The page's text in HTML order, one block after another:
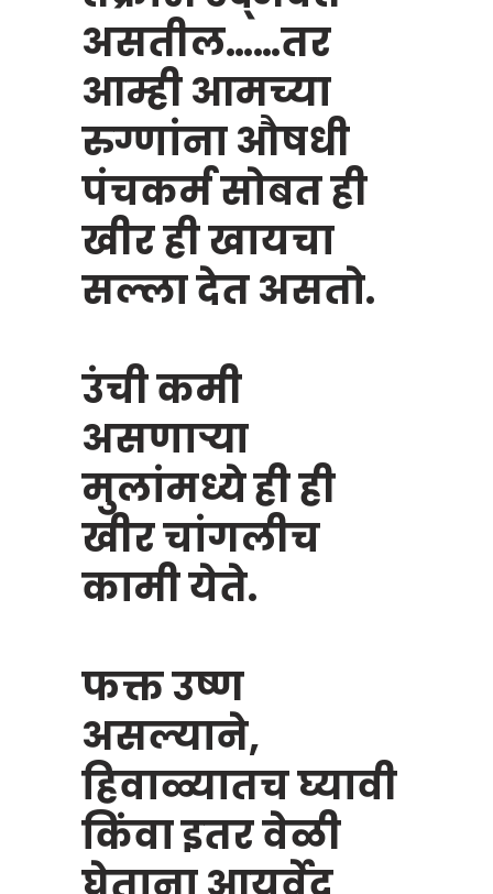
असतील……तर
आम्ही आमच्या
रुग्णांना औषधी
पंचकर्म सोबत ही
खीर ही खायचा
सल्ला देत असतो.
उंची कमी
असणाऱ्या
मुलांमध्ये ही ही
खीर चांगलीच
कामी येते.
फक्त उष्ण
असल्याने,
हिवाळ्यातच घ्यावी
किंवा इतर वेळी